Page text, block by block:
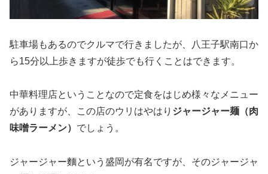
駐車場もあるのでクルマで行きましたが、八王子駅南口か
ら15分以上歩きますが徒歩でも行くことはできます。
中華料理店ということなので定食をはじめ様々なメニュー
がありますが、この店のウリはやはり ジャージャー麺（肉
味噌ラーメン） でしょう。
ジャージャー麵という盛岡が有名ですが、そのジャージャ